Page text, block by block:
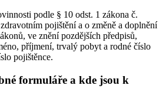
podle § 10 odst. 1 zákona č.
pojištění a o změně a doplnění
ve znění pozdějších předpisů,
příjmení, trvalý pobyt a rodné číslo
pojištěnce.
formuláře a kde jsou k